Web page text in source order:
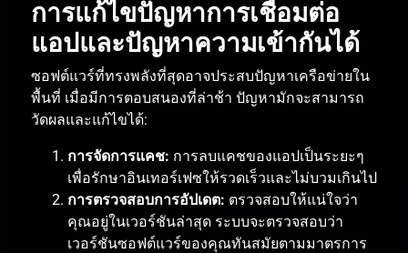
การแก้ไขปัญหาการเชื่อมต่อ
แอปและปัญหาความเข้ากันได้
ซอฟต์แวร์ที่ทรงพลังที่สุดอาจประสบปัญหาเครือข่ายใน
พื้นที่ เมื่อมีการตอบสนองที่ล่าช้า ปัญหามักจะสามารถ
วัดผลและแก้ไขได้:
การจัดการแคช: การลบแคชของแอปเป็นระยะๆ
เพื่อรักษาอินเทอร์เฟซให้รวดเร็วและไม่บวมเกินไป
การตรวจสอบการอัปเดต: ตรวจสอบให้แน่ใจว่า
คุณอยู่ในเวอร์ชันล่าสุด ระบบจะตรวจสอบว่า
เวอร์ชันซอฟต์แวร์ของคุณทันสมัยตามมาตรการ